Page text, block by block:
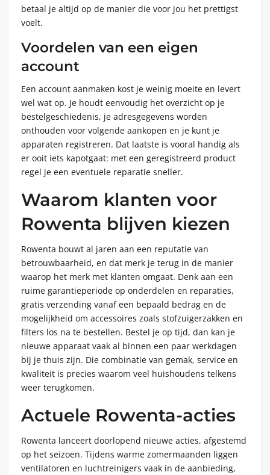
betaal je altijd op de manier die voor jou het prettigst
voelt.
Voordelen van een eigen
account
Een account aanmaken kost je weinig moeite en levert
wel wat op. Je houdt eenvoudig het overzicht op je
bestelgeschiedenis, je adresgegevens worden
onthouden voor volgende aankopen en je kunt je
apparaten registreren. Dat laatste is vooral handig als
er ooit iets kapotgaat: met een geregistreerd product
regel je een eventuele reparatie sneller.
Waarom klanten voor
Rowenta blijven kiezen
Rowenta bouwt al jaren aan een reputatie van
betrouwbaarheid, en dat merk je terug in de manier
waarop het merk met klanten omgaat. Denk aan een
ruime garantieperiode op onderdelen en reparaties,
gratis verzending vanaf een bepaald bedrag en de
mogelijkheid om accessoires zoals stofzuigerzakken en
filters los na te bestellen. Bestel je op tijd, dan kan je
nieuwe apparaat vaak al binnen een paar werkdagen
bij je thuis zijn. Die combinatie van gemak, service en
kwaliteit is precies waarom veel huishoudens telkens
weer terugkomen.
Actuele Rowenta-acties
Rowenta lanceert doorlopend nieuwe acties, afgestemd
op het seizoen. Tijdens warme zomermaanden liggen
ventilatoren en luchtreinigers vaak in de aanbieding,